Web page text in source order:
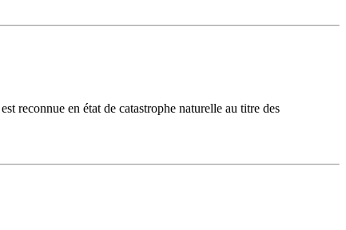
reconnue en état de catastrophe naturelle au titre des